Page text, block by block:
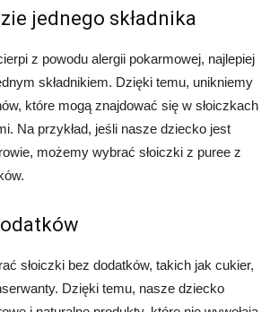
jednego składnika
z powodu alergii pokarmowej, najlepiej
składnikiem. Dzięki temu, unikniemy
które mogą znajdować się w słoiczkach
Na przykład, jeśli nasze dziecko jest
możemy wybrać słoiczki z puree z
słoiczki bez dodatków, takich jak cukier,
Dzięki temu, nasze dziecko